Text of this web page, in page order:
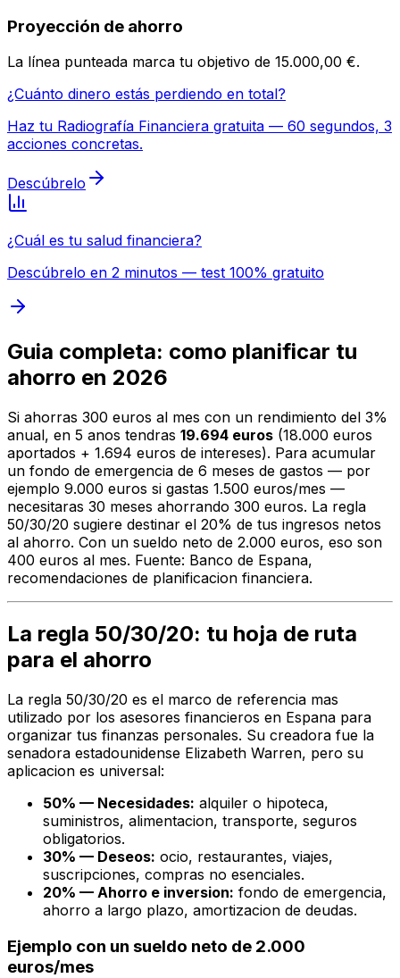
Proyección de ahorro
La línea punteada marca tu objetivo de 15.000,00 €.
¿Cuánto dinero estás perdiendo en total?
Haz tu Radiografía Financiera gratuita — 60 segundos, 3
acciones concretas.
Descúbrelo
¿Cuál es tu salud financiera?
Descúbrelo en 2 minutos — test 100% gratuito
Guia completa: como planificar tu
ahorro en 2026
Si ahorras 300 euros al mes con un rendimiento del 3%
anual, en 5 anos tendras 19.694 euros (18.000 euros
aportados + 1.694 euros de intereses). Para acumular
un fondo de emergencia de 6 meses de gastos — por
ejemplo 9.000 euros si gastas 1.500 euros/mes —
necesitaras 30 meses ahorrando 300 euros. La regla
50/30/20 sugiere destinar el 20% de tus ingresos netos
al ahorro. Con un sueldo neto de 2.000 euros, eso son
400 euros al mes. Fuente: Banco de Espana,
recomendaciones de planificacion financiera.
La regla 50/30/20: tu hoja de ruta
para el ahorro
La regla 50/30/20 es el marco de referencia mas
utilizado por los asesores financieros en Espana para
organizar tus finanzas personales. Su creadora fue la
senadora estadounidense Elizabeth Warren, pero su
aplicacion es universal:
50% — Necesidades: alquiler o hipoteca,
suministros, alimentacion, transporte, seguros
obligatorios.
30% — Deseos: ocio, restaurantes, viajes,
suscripciones, compras no esenciales.
20% — Ahorro e inversion: fondo de emergencia,
ahorro a largo plazo, amortizacion de deudas.
Ejemplo con un sueldo neto de 2.000
euros/mes